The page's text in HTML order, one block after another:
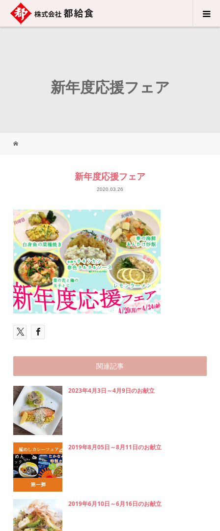
新年度応援フェア
新年度応援フェア
2020.03.26
関連記事
2023年4月3日～4月9日のお献立
2019年8月05日～8月11日のお献立
2019年6月10日～6月16日のお献立